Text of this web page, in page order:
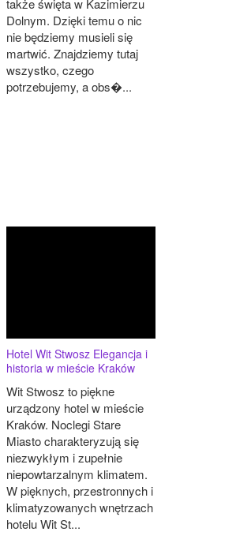
także święta w Kazimierzu
Dolnym. Dzięki temu o nic
nie będziemy musieli się
martwić. Znajdziemy tutaj
wszystko, czego
potrzebujemy, a obs�...
Hotel Wit Stwosz Elegancja i
historia w mieście Kraków
Wit Stwosz to piękne
urządzony hotel w mieście
Kraków. Noclegi Stare
Miasto charakteryzują się
niezwykłym i zupełnie
niepowtarzalnym klimatem.
W pięknych, przestronnych i
klimatyzowanych wnętrzach
hotelu Wit St...